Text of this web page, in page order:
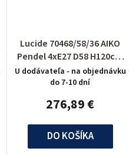
Lucide 70468/58/36 AIKO
Pendel 4xE27 D58 H120cm
Zilvergrijs
U dodávateľa - na objednávku
do 7-10 dní
276,89 €
DO KOŠÍKA